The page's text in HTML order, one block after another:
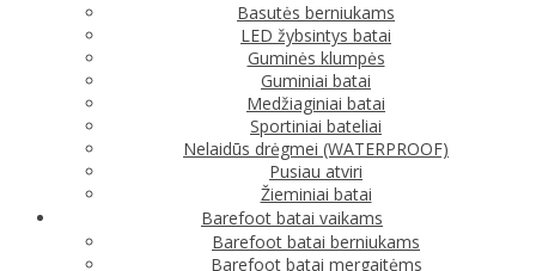
Basutės berniukams
LED žybsintys batai
Guminės klumpės
Guminiai batai
Medžiaginiai batai
Sportiniai bateliai
Nelaidūs drėgmei (WATERPROOF)
Pusiau atviri
Žieminiai batai
Barefoot batai vaikams
Barefoot batai berniukams
Barefoot batai mergaitėms